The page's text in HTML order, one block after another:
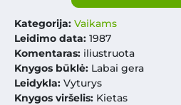
Kategorija: Vaikams
Leidimo data: 1987
Komentaras: iliustruota
Knygos būklė: Labai gera
Leidykla: Vyturys
Knygos viršelis: Kietas